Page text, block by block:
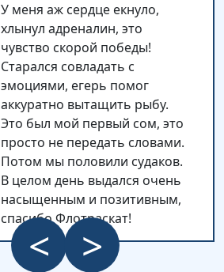
У меня аж сердце екнуло,
хлынул адреналин, это
чувство скорой победы!
Старался совладать с
эмоциями, егерь помог
аккуратно вытащить рыбу.
Это был мой первый сом, это
просто не передать словами.
Потом мы половили судаков.
В целом день выдался очень
насыщенным и позитивным,
спасибо Флотраскат!
< >